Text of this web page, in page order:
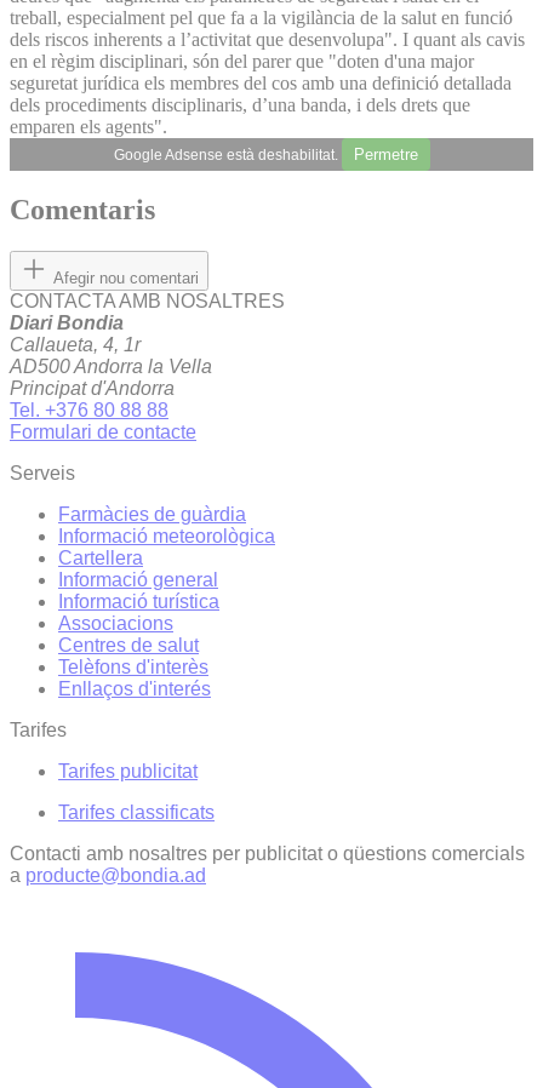
treball, especialment pel que fa a la vigilància de la salut en funció
dels riscos inherents a l’activitat que desenvolupa". I quant als cavis
en el règim disciplinari, són del parer que "doten d'una major
seguretat jurídica els membres del cos amb una definició detallada
dels procediments disciplinaris, d’una banda, i dels drets que
emparen els agents".
Google Adsense està deshabilitat. Permetre
Comentaris
Afegir nou comentari
CONTACTA AMB NOSALTRES
Diari Bondia
Callaueta, 4, 1r
AD500 Andorra la Vella
Principat d'Andorra
Tel. +376 80 88 88
Formulari de contacte
Serveis
Farmàcies de guàrdia
Informació meteorològica
Cartellera
Informació general
Informació turística
Associacions
Centres de salut
Telèfons d'interès
Enllaços d'interés
Tarifes
Tarifes publicitat
Tarifes classificats
Contacti amb nosaltres per publicitat o qüestions comercials
a producte@bondia.ad